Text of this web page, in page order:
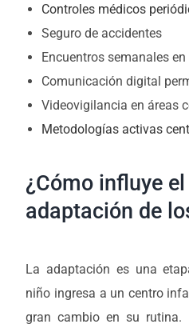
Controles médicos
Seguro de accidentes
Encuentros semanales
Comunicación digital
Videovigilancia en áreas
Metodologías activas
¿Cómo influye
adaptación de
La adaptación es una
niño ingresa a un centro
gran cambio en su rutina.